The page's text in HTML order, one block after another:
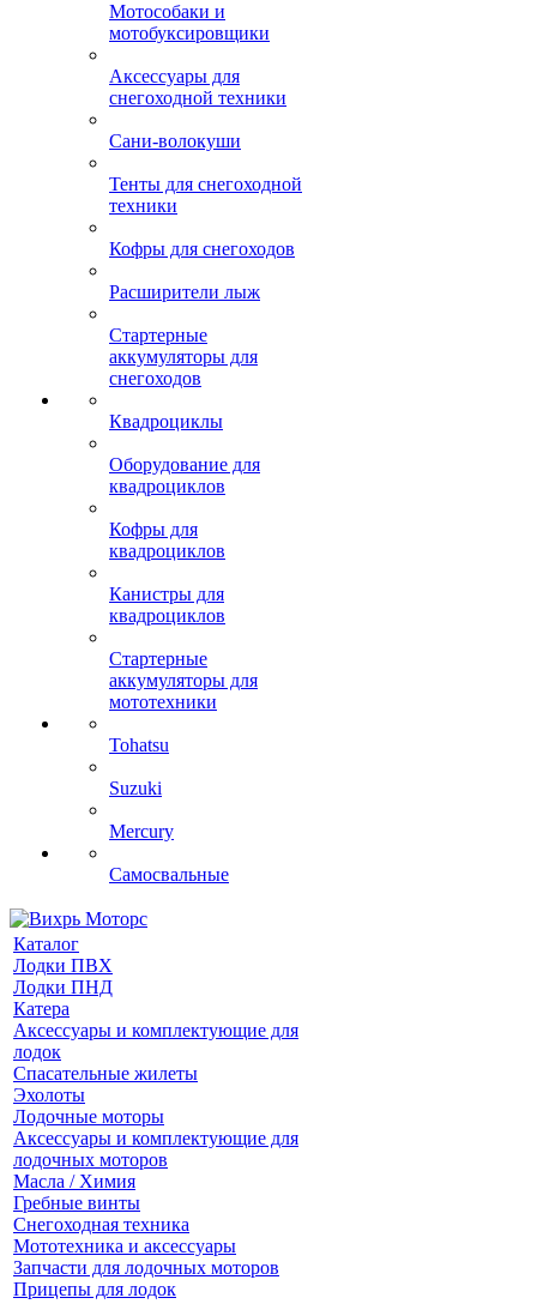
Мотособаки и
мотобуксировщики
Аксессуары для
снегоходной техники
Сани-волокуши
Тенты для снегоходной
техники
Кофры для снегоходов
Расширители лыж
Стартерные
аккумуляторы для
снегоходов
Квадроциклы
Оборудование для
квадроциклов
Кофры для
квадроциклов
Канистры для
квадроциклов
Стартерные
аккумуляторы для
мототехники
Tohatsu
Suzuki
Mercury
Самосвальные
Каталог
Лодки ПВХ
Лодки ПНД
Катера
Аксессуары и комплектующие для
лодок
Спасательные жилеты
Эхолоты
Лодочные моторы
Аксессуары и комплектующие для
лодочных моторов
Масла / Химия
Гребные винты
Снегоходная техника
Мототехника и аксессуары
Запчасти для лодочных моторов
Прицепы для лодок